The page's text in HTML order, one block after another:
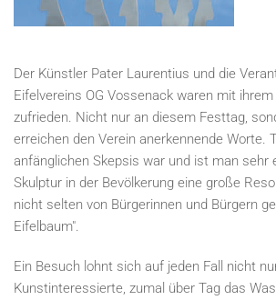
Der Künstler Pater Laurentius und die
Eifelvereins OG Vossenack waren mit
zufrieden. Nicht nur an diesem Festtag,
erreichen den Verein anerkennende Worte.
anfänglichen Skepsis war und ist man sehr
Skulptur in der Bevölkerung eine große
nicht selten von Bürgerinnen und Bürgern
Eifelbaum".
Ein Besuch lohnt sich auf jeden Fall nicht
Kunstinteressierte, zumal über Tag das